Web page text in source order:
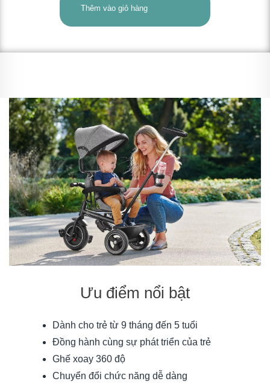
Thêm vào giỏ hàng
Ưu điểm nổi bật
Dành cho trẻ từ 9 tháng đến 5 tuổi
Đồng hành cùng sự phát triển của trẻ
Ghế xoay 360 độ
Chuyển đổi chức năng dễ dàng